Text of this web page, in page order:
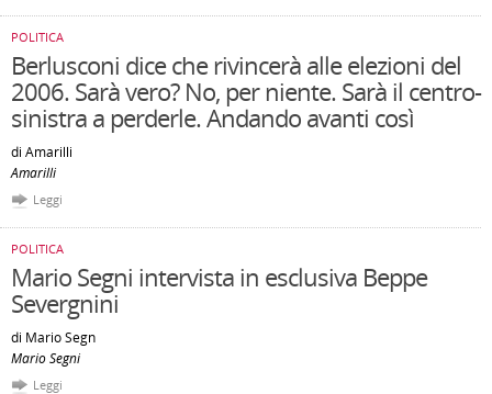
POLITICA
Berlusconi dice che rivincerà alle elezioni del
2006. Sarà vero? No, per niente. Sarà il centro-
sinistra a perderle. Andando avanti così
di Amarilli
Amarilli
Leggi
POLITICA
Mario Segni intervista in esclusiva Beppe
Severgnini
di Mario Segn
Mario Segni
Leggi